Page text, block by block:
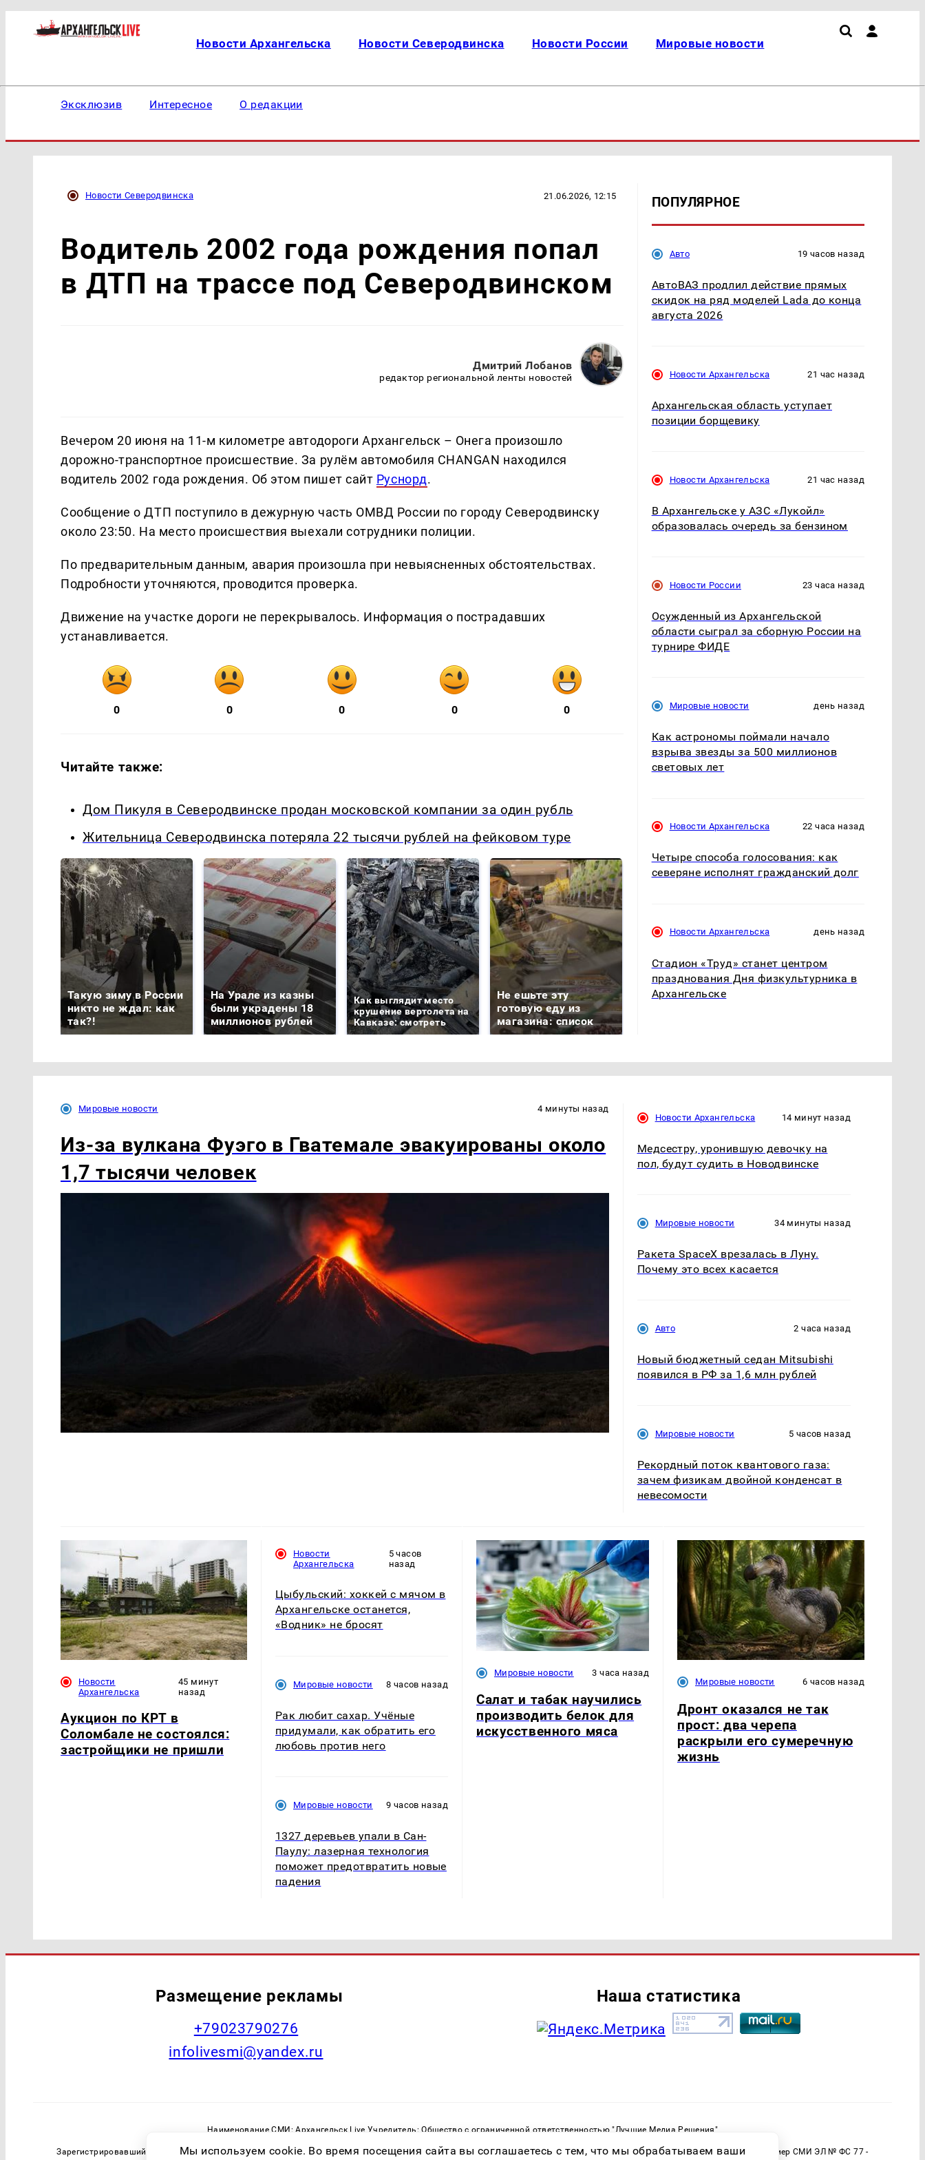
Новости Архангельска Новости Северодвинска Новости России Мировые новости
Эксклюзив Интересное О редакции
Новости Северодвинска 21.06.2026, 12:15
Водитель 2002 года рождения попал
в ДТП на трассе под Северодвинском
Дмитрий Лобанов
редактор региональной ленты новостей
Вечером 20 июня на 11-м километре автодороги Архангельск – Онега произошло
дорожно-транспортное происшествие. За рулём автомобиля CHANGAN находился
водитель 2002 года рождения. Об этом пишет сайт Руснорд.
Сообщение о ДТП поступило в дежурную часть ОМВД России по городу Северодвинску
около 23:50. На место происшествия выехали сотрудники полиции.
По предварительным данным, авария произошла при невыясненных обстоятельствах.
Подробности уточняются, проводится проверка.
Движение на участке дороги не перекрывалось. Информация о пострадавших
устанавливается.
0 0 0 0 0
Читайте также:
Дом Пикуля в Северодвинске продан московской компании за один рубль
Жительница Северодвинска потеряла 22 тысячи рублей на фейковом туре
Такую зиму в России
никто не ждал: как
так?!
На Урале из казны
были украдены 18
миллионов рублей
Как выглядит место
крушение вертолета на
Кавказе: смотреть
Не ешьте эту
готовую еду из
магазина: список
В ОАЭ произошло
ПОПУЛЯРНОЕ
Авто 19 часов назад
АвтоВАЗ продлил действие прямых
скидок на ряд моделей Lada до конца
августа 2026
Новости Архангельска 21 час назад
Архангельская область уступает
позиции борщевику
Новости Архангельска 21 час назад
В Архангельске у АЗС «Лукойл»
образовалась очередь за бензином
Новости России 23 часа назад
Осужденный из Архангельской
области сыграл за сборную России на
турнире ФИДЕ
Мировые новости день назад
Как астрономы поймали начало
взрыва звезды за 500 миллионов
световых лет
Новости Архангельска 22 часа назад
Четыре способа голосования: как
северяне исполнят гражданский долг
Новости Архангельска день назад
Стадион «Труд» станет центром
празднования Дня физкультурника в
Архангельске
Мировые новости 4 минуты назад
Из-за вулкана Фуэго в Гватемале эвакуированы около
1,7 тысячи человек
Новости Архангельска 14 минут назад
Медсестру, уронившую девочку на
пол, будут судить в Новодвинске
Мировые новости 34 минуты назад
Ракета SpaceX врезалась в Луну.
Почему это всех касается
Авто 2 часа назад
Новый бюджетный седан Mitsubishi
появился в РФ за 1,6 млн рублей
Мировые новости 5 часов назад
Рекордный поток квантового газа:
зачем физикам двойной конденсат в
невесомости
Новости
Архангельска
45 минут
назад
Аукцион по КРТ в
Соломбале не состоялся:
застройщики не пришли
Новости
Архангельска
5 часов
назад
Цыбульский: хоккей с мячом в
Архангельске останется,
«Водник» не бросят
Мировые новости 8 часов назад
Рак любит сахар. Учёные
придумали, как обратить его
любовь против него
Мировые новости 9 часов назад
1327 деревьев упали в Сан-
Паулу: лазерная технология
поможет предотвратить новые
падения
Мировые новости 3 часа назад
Салат и табак научились
производить белок для
искусственного мяса
Мировые новости 6 часов назад
Дронт оказался не так
прост: два черепа
раскрыли его сумеречную
жизнь
Размещение рекламы
+79023790276
infolivesmi@yandex.ru
Наша статистика
Наименование СМИ: Архангельск Live Учредитель: Общество с ограниченной ответственностью "Лучшие Медиа Решения"
Зарегистрировавший орган: Федеральная служба по надзору в сфере связи, информационных технологий и массовых коммуникаций (Роскомнадзор) Регистрационный номер СМИ ЭЛ № ФС 77 -
Мы используем cookie. Во время посещения сайта вы соглашаетесь с тем, что мы обрабатываем ваши